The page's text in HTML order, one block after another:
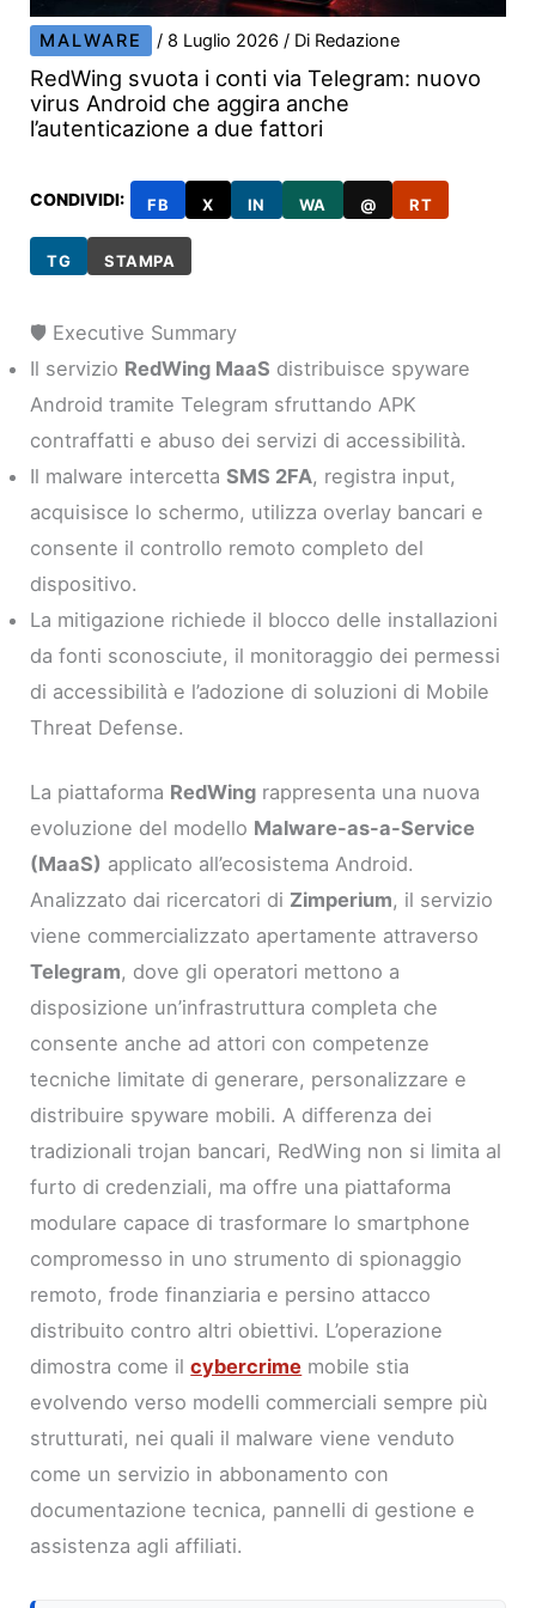
MALWARE / 8 Luglio 2026/ Di Redazione
RedWing svuota i conti via Telegram: nuovo
virus Android che aggira anche
l’autenticazione a due fattori
CONDIVIDI: FB X IN WA @ RT
TG STAMPA
🛡️ Executive Summary
Il servizio RedWing MaaS distribuisce spyware
Android tramite Telegram sfruttando APK
contraffatti e abuso dei servizi di accessibilità.
Il malware intercettaSMS 2FA, registra input,
acquisisce lo schermo, utilizza overlay bancari e
consente il controllo remoto completo del
dispositivo.
La mitigazione richiede il blocco delle installazioni
da fonti sconosciute, il monitoraggio dei permessi
di accessibilità e l’adozione di soluzioni di Mobile
Threat Defense.
La piattaforma RedWing rappresenta una nuova
evoluzione del modello Malware-as-a-Service
(MaaS) applicato all’ecosistema Android.
Analizzato dai ricercatori di Zimperium, il servizio
viene commercializzato apertamente attraverso
Telegram, dove gli operatori mettono a
disposizione un’infrastruttura completa che
consente anche ad attori con competenze
tecniche limitate di generare, personalizzare e
distribuire spyware mobili. A differenza dei
tradizionali trojan bancari, RedWing non si limita al
furto di credenziali, ma offre una piattaforma
modulare capace di trasformare lo smartphone
compromesso in uno strumento di spionaggio
remoto, frode finanziaria e persino attacco
distribuito contro altri obiettivi. L’operazione
dimostra come ilcybercrime mobile stia
evolvendo verso modelli commerciali sempre più
strutturati, nei quali il malware viene venduto
come un servizio in abbonamento con
documentazione tecnica, pannelli di gestione e
assistenza agli affiliati.